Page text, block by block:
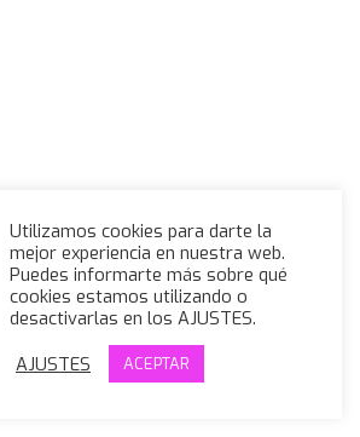
Utilizamos cookies para darte la
mejor experiencia en nuestra web.
Puedes informarte más sobre qué
cookies estamos utilizando o
desactivarlas en los AJUSTES.
AJUSTES
ACEPTAR